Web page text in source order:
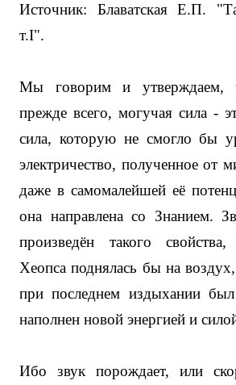
Источник: Блаватская Е.П.
т.I".
Мы говорим и утверждаем,
прежде всего, могучая сила -
сила, которую не смогло бы
электричество, полученное от
даже в самомалейшей её
она направлена со Знанием.
произведён такого
Хеопса поднялась бы на
при последнем издыхании
наполнен новой энергией и
Ибо звук порождает, или